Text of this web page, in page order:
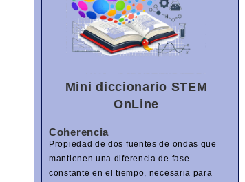
Mini diccionario STEM
OnLine
Coherencia
Propiedad de dos fuentes de ondas que
mantienen una diferencia de fase
constante en el tiempo, necesaria para